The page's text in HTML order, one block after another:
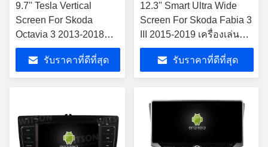
9.7'' Tesla Vertical
Screen For Skoda
Octavia 3 2013-2018
เครื่องเล่นมัลติมีเดีย
รถยนต์ Android
รับราคาที่ดีที่สุด
12.3" Smart Ultra Wide
Screen For Skoda Fabia 3
III 2015-2019 เครื่องเล่นส
เตเรียรถยนต์
รับราคาที่ดีที่สุด